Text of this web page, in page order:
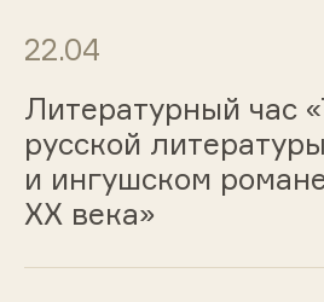
22.04
Литературный час
русской
и ингушском
ХХ века»